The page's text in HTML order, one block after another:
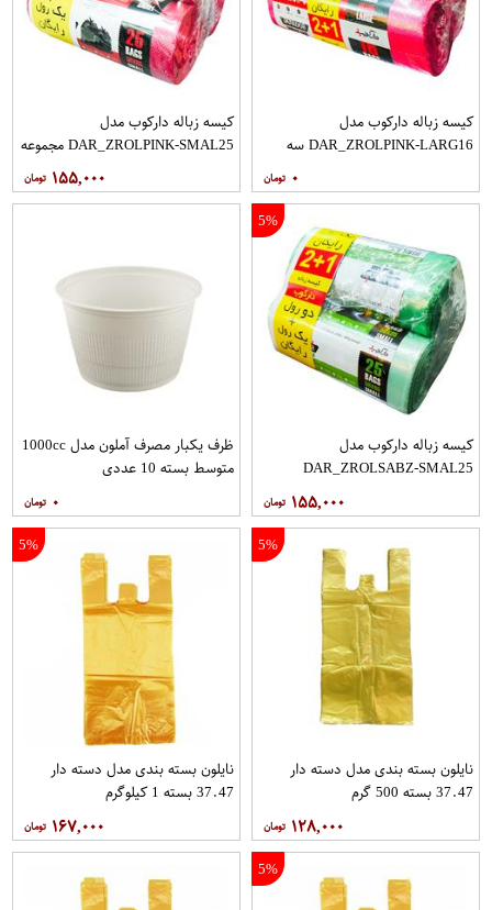
کیسه زباله دارکوب مدل
DAR_ZROLPINK-LARG16 سه
۰
کیسه زباله دارکوب مدل
DAR_ZROLPINK-SMAL25 مجموعه
۱۵۵,۰۰۰
5%
کیسه زباله دارکوب مدل
DAR_ZROLSABZ-SMAL25
۱۵۵,۰۰۰
ظرف یکبار مصرف آملون مدل 1000cc
متوسط بسته 10 عددی
۰
5%
نایلون بسته بندی مدل دسته دار
37.47 بسته 500 گرم
۱۲۸,۰۰۰
5%
نایلون بسته بندی مدل دسته دار
37.47 بسته 1 کیلوگرم
۱۶۷,۰۰۰
5%